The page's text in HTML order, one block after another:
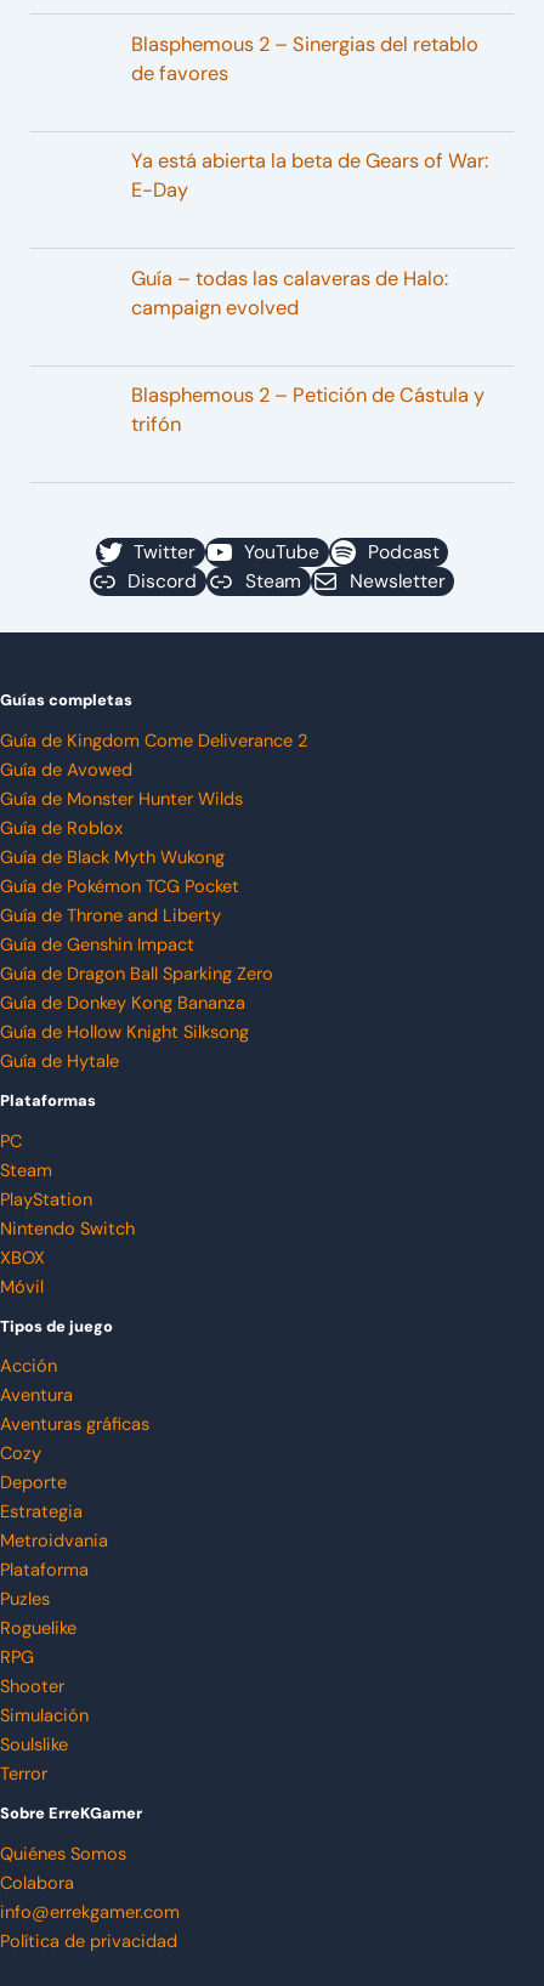
Blasphemous 2 – Sinergias del retablo
de favores
Ya está abierta la beta de Gears of War:
E-Day
Guía – todas las calaveras de Halo:
campaign evolved
Blasphemous 2 – Petición de Cástula y
trifón
Twitter YouTube
Podcast
Discord
Steam Newsletter
Guías completas
Guía de Kingdom Come Deliverance 2
Guía de Avowed
Guía de Monster Hunter Wilds
Guía de Roblox
Guía de Black Myth Wukong
Guía de Pokémon TCG Pocket
Guía de Throne and Liberty
Guía de Genshin Impact
Guía de Dragon Ball Sparking Zero
Guía de Donkey Kong Bananza
Guía de Hollow Knight Silksong
Guía de Hytale
Plataformas
PC
Steam
PlayStation
Nintendo Switch
XBOX
Móvil
Tipos de juego
Acción
Aventura
Aventuras gráficas
Cozy
Deporte
Estrategia
Metroidvania
Plataforma
Puzles
Roguelike
RPG
Shooter
Simulación
Soulslike
Terror
Sobre ErreKGamer
Quiénes Somos
Colabora
info@errekgamer.com
Política de privacidad